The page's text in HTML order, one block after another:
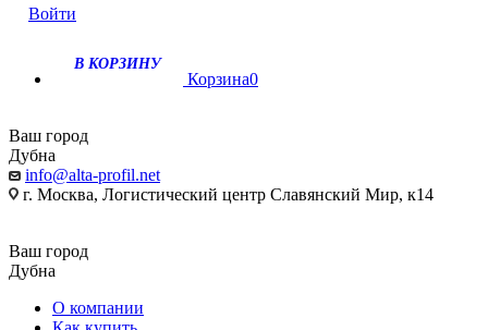
Войти
В КОРЗИНУ
Корзина0
Ваш город
Дубна
info@alta-profil.net
г. Москва, Логистический центр Славянский Мир, к14
Ваш город
Дубна
О компании